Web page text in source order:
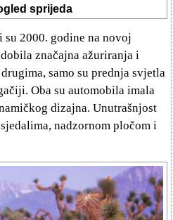
sprijeda
su 2000. godine na novoj
značajna ažuriranja i
samo su prednja svjetla
Oba su automobila imala
dizajna. Unutrašnjost
nadzornom pločom i